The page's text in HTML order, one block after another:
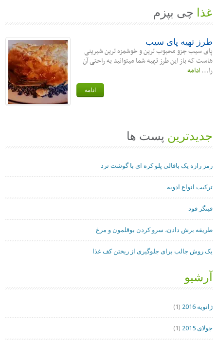
غذا چی بپزم
طرز تهیه پای سیب
پای سیب جزو محبوب ترین و خوشمزه ترین شیرینی
هاست که باز این طرز تهیه شما میتوانید به راحتی آن
را...ادامه
ادامه
جدیدترین پست ها
رمز رازه یک باقالی پلو کره ای با گوشت ترد
ترکیب انواع ادویه
فینگر فود
طریقه برش دادن، سرو کردن بوقلمون و مرغ
یک روش جالب برای جلوگیری از ریختن کف غذا
آرشیو
ژانویه 2016 (1)
جولای 2015 (1)